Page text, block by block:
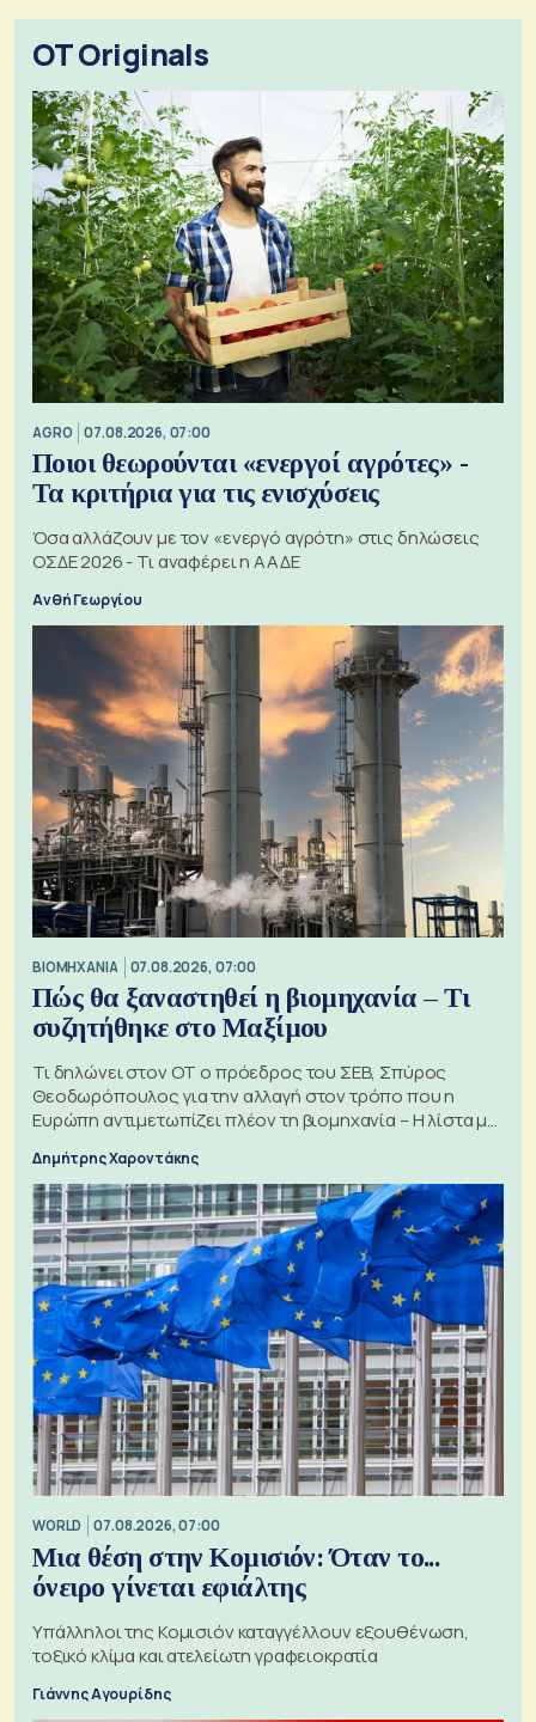
OT Originals
AGRO 07.08.2026, 07:00
Ποιοι θεωρούνται «ενεργοί αγρότες» -
Τα κριτήρια για τις ενισχύσεις
Όσα αλλάζουν με τον «ενεργό αγρότη» στις δηλώσεις
ΟΣΔΕ 2026 - Τι αναφέρει η ΑΑΔΕ
Ανθή Γεωργίου
ΒΙΟΜΗΧΑΝΙΑ 07.08.2026, 07:00
Πώς θα ξαναστηθεί η βιομηχανία – Τι
συζητήθηκε στο Μαξίμου
Τι δηλώνει στον ΟΤ ο πρόεδρος του ΣΕΒ, Σπύρος
Θεοδωρόπουλος για την αλλαγή στον τρόπο που η
Ευρώπη αντιμετωπίζει πλέον τη βιομηχανία – Η λίστα με
Δημήτρης Χαροντάκης
WORLD 07.08.2026, 07:00
Μια θέση στην Κομισιόν: Όταν το...
όνειρο γίνεται εφιάλτης
Υπάλληλοι της Κομισιόν καταγγέλλουν εξουθένωση,
τοξικό κλίμα και ατελείωτη γραφειοκρατία
Γιάννης Αγουρίδης